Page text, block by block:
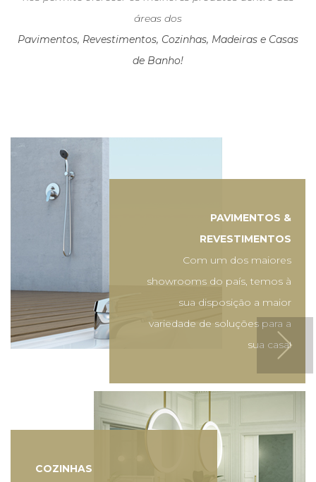
áreas dos
Pavimentos, Revestimentos, Cozinhas, Madeiras e Casas
de Banho!
PAVIMENTOS &
REVESTIMENTOS
Com um dos maiores
showrooms do país, temos à
sua disposição a maior
variedade de soluções para a
sua casa!
COZINHAS